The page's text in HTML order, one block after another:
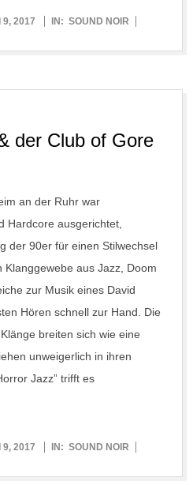
9, 2017 IN: SOUND NOIR
der Club of Gore
an der Ruhr war
Hardcore ausgerichtet,
der 90er für einen Stilwechsel
Klanggewebe aus Jazz, Doom
zur Musik eines David
Hören schnell zur Hand. Die
breiten sich wie eine
unweigerlich in ihren
Jazz” trifft es
9, 2017 IN: SOUND NOIR